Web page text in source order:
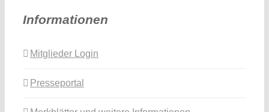
Informationen
Mitglieder Login
Presseportal